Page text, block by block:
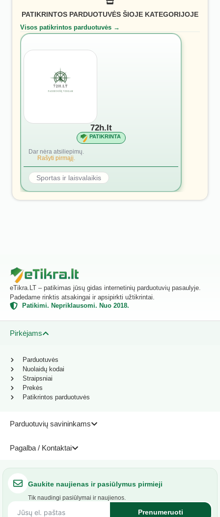
PATIKRINTOS PARDUOTUVĖS ŠIOJE KATEGORIJOJE
Visos patikrintos parduotuvės →
72h.lt
PATIKRINTA
Dar nėra atsiliepimų.
Rašyti pirmąjį.
Sportas ir laisvalaikis
eTikra.LT – patikimas jūsų gidas internetinių parduotuvių pasaulyje.
Padedame rinktis atsakingai ir apsipirkti užtikrintai.
Patikimi. Nepriklausomi. Nuo 2018.
Pirkėjams
Parduotuvių savininkams
Pagalba / Kontaktai
Parduotuvės
Nuolaidų kodai
Straipsniai
Prekės
Patikrintos parduotuvės
Gaukite naujienas ir pasiūlymus pirmieji
Tik naudingi pasiūlymai ir naujienos.
Prenumeruoti